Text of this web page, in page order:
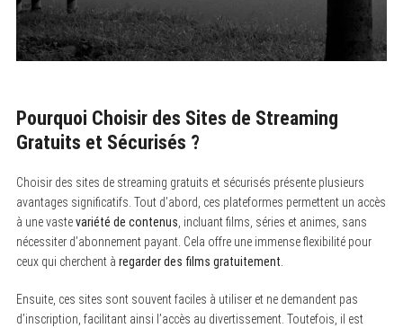
Pourquoi Choisir des Sites de Streaming
Gratuits et Sécurisés ?
Choisir des sites de streaming gratuits et sécurisés présente plusieurs
avantages significatifs. Tout d’abord, ces plateformes permettent un accès
à une vastevariété de contenus , incluant films, séries et animes, sans
nécessiter d’abonnement payant. Cela offre une immense flexibilité pour
ceux qui cherchent à regarder des films gratuitement
Ensuite, ces sites sont souvent faciles à utiliser et ne demandent pas
d’inscription, facilitant ainsi l’accès au divertissement. Toutefois, il est